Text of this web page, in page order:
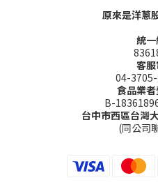
原來是洋蔥
統
客
04-
食品業
B-
台中市西區台灣
(同公司